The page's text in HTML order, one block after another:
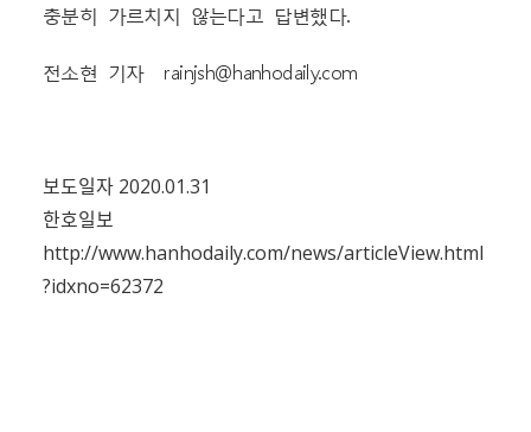
충분히 가르치지 않는다고 답변했다.
전소현 기자 rainjsh@hanhodaily.com
보도일자 2020.01.31
한호일보
http://www.hanhodaily.com/news/articleView.html
?idxno=62372